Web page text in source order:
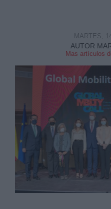
AUTOR
Mas artículos
MARTES,